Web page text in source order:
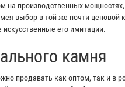
на производственных
выбор в той же почти ценовой
его имитации.
камня
продавать как оптом, так и в